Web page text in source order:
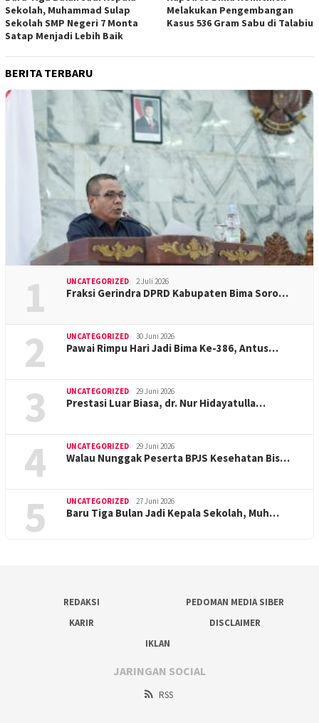
Sekolah, Muhammad Sulap
Sekolah SMP Negeri 7 Monta
Satap Menjadi Lebih Baik
Melakukan Pengembangan
Kasus 536 Gram Sabu di Talabiu
BERITA TERBARU
1 UNCATEGORIZED 2 Juli 2026
Fraksi Gerindra DPRD Kabupaten Bima Soro…
2 UNCATEGORIZED 30 Juni 2026
Pawai Rimpu Hari Jadi Bima Ke-386, Antus…
3 UNCATEGORIZED 29 Juni 2026
Prestasi Luar Biasa, dr. Nur Hidayatulla…
4 UNCATEGORIZED 29 Juni 2026
Walau Nunggak Peserta BPJS Kesehatan Bis…
5 UNCATEGORIZED 27 Juni 2026
Baru Tiga Bulan Jadi Kepala Sekolah, Muh…
REDAKSI
PEDOMAN MEDIA SIBER
KARIR
DISCLAIMER
IKLAN
JARINGAN SOCIAL
RSS